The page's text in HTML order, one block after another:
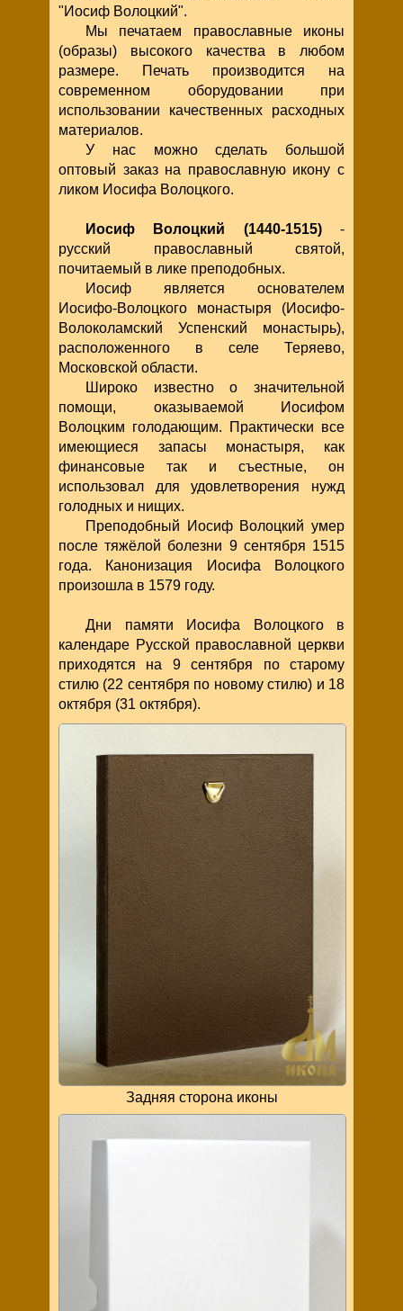
"Иосиф Волоцкий".
Мы печатаем православные иконы
(образы) высокого качества в любом
размере. Печать производится на
современном оборудовании при
использовании качественных расходных
материалов.
У нас можно сделать большой
оптовый заказ на православную икону с
ликом Иосифа Волоцкого.
Иосиф Волоцкий (1440-1515)-
русский православный святой,
почитаемый в лике преподобных.
Иосиф является основателем
Иосифо-Волоцкого монастыря (Иосифо-
Волоколамский Успенский монастырь),
расположенного в селе Теряево,
Московской области.
Широко известно о значительной
помощи, оказываемой Иосифом
Волоцким голодающим. Практически все
имеющиеся запасы монастыря, как
финансовые так и съестные, он
использовал для удовлетворения нужд
голодных и нищих.
Преподобный Иосиф Волоцкий умер
после тяжёлой болезни 9 сентября 1515
года. Канонизация Иосифа Волоцкого
произошла в 1579 году.
Дни памяти Иосифа Волоцкого в
календаре Русской православной церкви
приходятся на 9 сентября по старому
стилю (22 сентября по новому стилю) и 18
октября (31 октября).
Задняя сторона иконы